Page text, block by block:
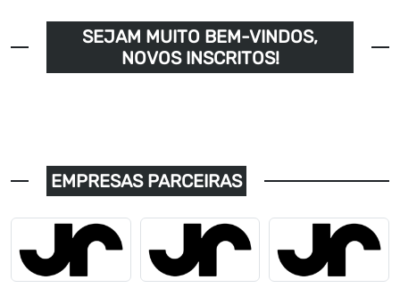
SEJAM MUITO BEM-VINDOS,
NOVOS INSCRITOS!
EMPRESAS PARCEIRAS